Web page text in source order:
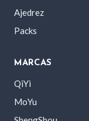
Ajedrez
Packs
MARCAS
QiYi
MoYu